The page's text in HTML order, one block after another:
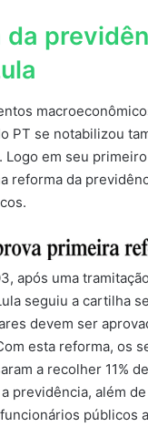
da
PT se notabilizou
em seu
reforma da
após uma
seguiu a cartilha
devem ser
esta reforma, os
a recolher 11%
previdência, além
públicos